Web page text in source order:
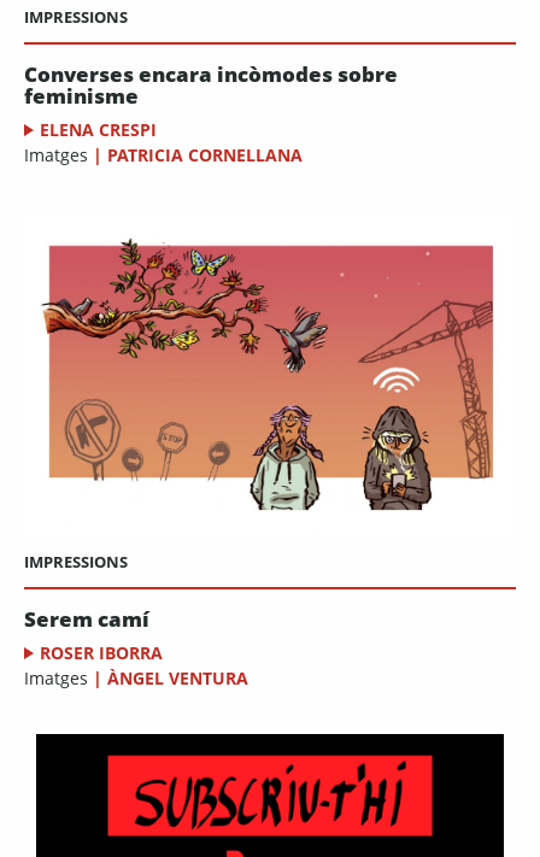
IMPRESSIONS
Converses encara incòmodes sobre
feminisme
ELENA CRESPI
Imatges | PATRICIA CORNELLANA
IMPRESSIONS
Serem camí
ROSER IBORRA
Imatges | ÀNGEL VENTURA